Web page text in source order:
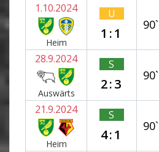
1.10.2024
Heim
U
1:1
90`
28.9.2024
Auswärts
S
2:3
90`
21.9.2024
Heim
S
4:1
90`